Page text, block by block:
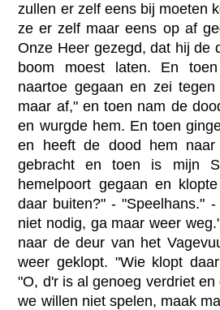
zullen er zelf eens bij moeten
ze er zelf maar eens op af
Onze Heer gezegd, dat hij de
boom moest laten. En
naartoe gegaan en zei
maar af," en toen nam de
en wurgde hem. En toen
en heeft de dood hem naar
gebracht en toen is mijn
hemelpoort gegaan en
daar buiten?" - "Speelhans."
niet nodig, ga maar weer
naar de deur van het
weer geklopt. "Wie klopt
"O, d'r is al genoeg verdriet
we willen niet spelen, maak